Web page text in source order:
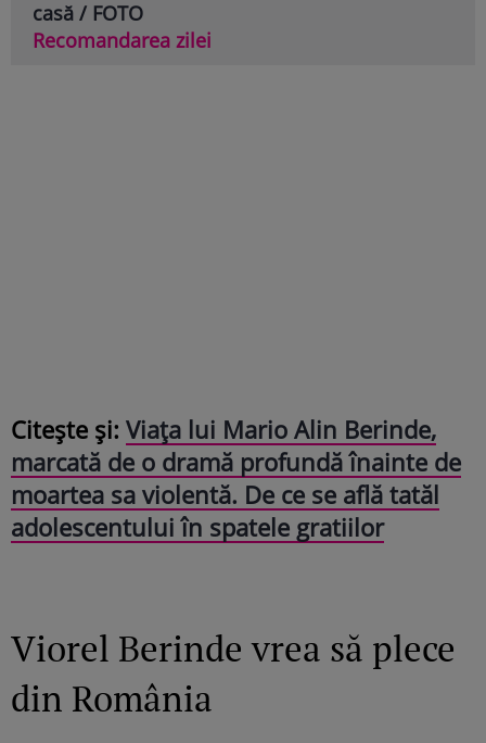
casă / FOTO
Recomandarea zilei
Citește și: Viața lui Mario Alin Berinde,
marcată de o dramă profundă înainte de
moartea sa violentă. De ce se află tatăl
adolescentului în spatele gratiilor
Viorel Berinde vrea să plece
din România